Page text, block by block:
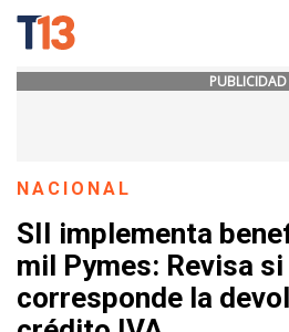
PUBLICIDAD
NACIONAL
SII implementa
mil Pymes: Revisa
corresponde la